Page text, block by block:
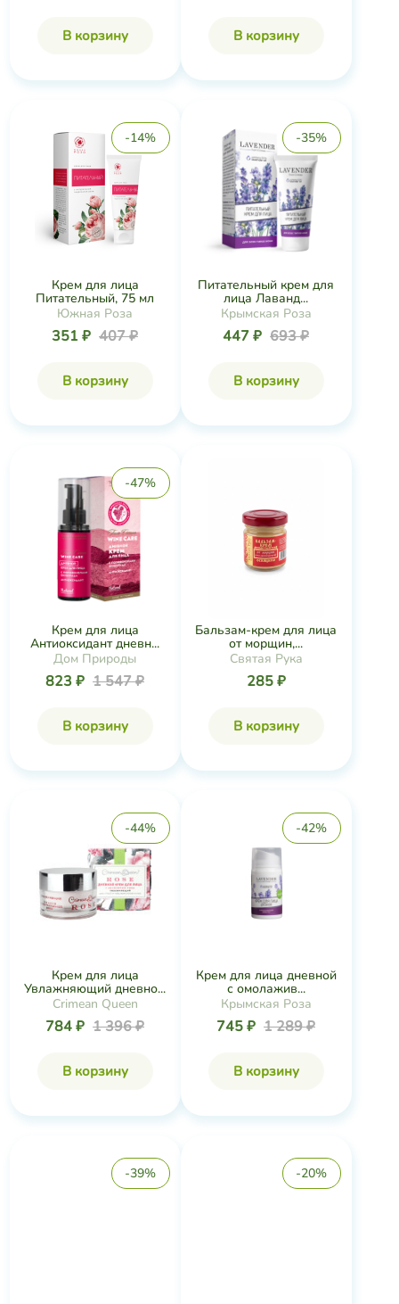
В корзину В корзину
-14%
Крем для лица
Питательный, 75 мл
Южная Роза
351 ₽ 407 ₽
В корзину
-35%
Питательный крем для
лица Лаванд...
Крымская Роза
447 ₽ 693 ₽
В корзину
-47%
Крем для лица
Антиоксидант дневн...
Дом Природы
823 ₽ 1 547 ₽
В корзину
Бальзам-крем для лица
от морщин,...
Святая Рука
285 ₽
В корзину
-44%
Крем для лица
Увлажняющий дневно...
Crimean Queen
784 ₽ 1 396 ₽
В корзину
-42%
Крем для лица дневной
с омолажив...
Крымская Роза
745 ₽ 1 289 ₽
В корзину
-39% -20%